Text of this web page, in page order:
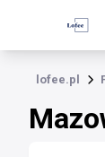
lofee.pl